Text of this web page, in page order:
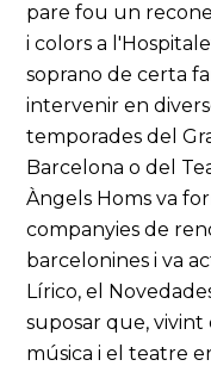
pare fou un
i colors a
soprano de certa
intervenir en
temporades del
Barcelona o del
Àngels Homs va
companyies de
barcelonines i va
Lírico, el
suposar que,
música i el teatre